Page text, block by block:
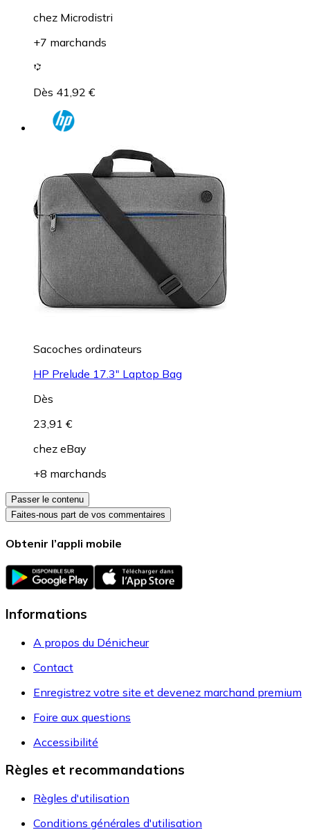
chez Microdistri
+7 marchands
Dès 41,92 €
Sacoches ordinateurs
HP Prelude 17.3" Laptop Bag
Dès
23,91 €
chez eBay
+8 marchands
Passer le contenu
Faites-nous part de vos commentaires
Obtenir l’appli mobile
Informations
A propos du Dénicheur
Contact
Enregistrez votre site et devenez marchand premium
Foire aux questions
Accessibilité
Règles et recommandations
Règles d'utilisation
Conditions générales d'utilisation